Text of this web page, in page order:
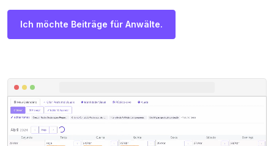
Ich möchte Beiträge für Anwälte.